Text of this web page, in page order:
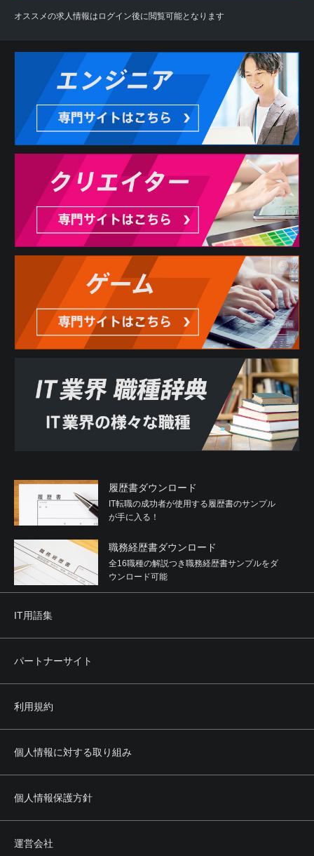
オススメの求人情報はログイン後に閲覧可能となります
履歴書ダウンロード
IT転職の成功者が使用する履歴書のサンプル
が手に入る！
職務経歴書ダウンロード
全16職種の解説つき職務経歴書サンプルをダ
ウンロード可能
IT用語集
パートナーサイト
利用規約
個人情報に対する取り組み
個人情報保護方針
運営会社